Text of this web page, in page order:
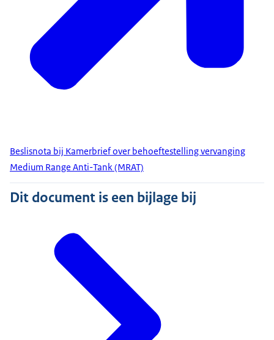
Beslisnota bij Kamerbrief over behoeftestelling vervanging
Medium Range Anti-Tank (MRAT)
Dit document is een bijlage bij